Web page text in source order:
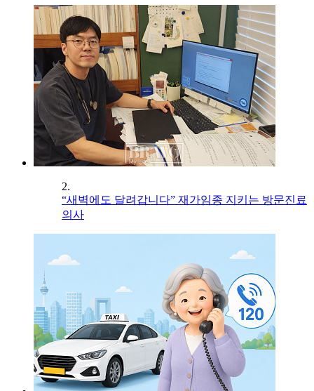
2.
“새벽에도 달려갑니다” 재가임종 지키는 방문진료
의사